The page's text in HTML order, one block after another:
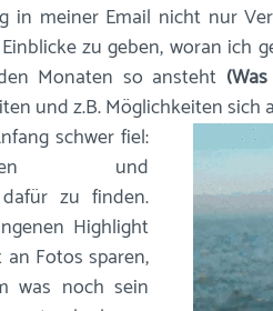
in meiner Email nicht nur
zu geben, woran ich
Monaten so ansteht
und z.B. Möglichkeiten sich
schwer fiel:
und
zu finden.
Highlight
Fotos sparen,
was noch sein